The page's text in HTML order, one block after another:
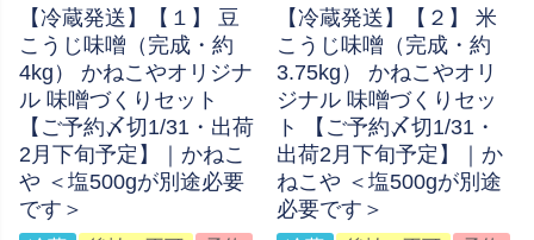
【冷蔵発送】【１】 豆
こうじ味噌（完成・約
4kg） かねこやオリジナ
ル 味噌づくりセット
【ご予約〆切1/31・出荷
2月下旬予定】｜かねこ
や ＜塩500gが別途必要
です＞
【冷蔵発送】【２】 米
こうじ味噌（完成・約
3.75kg） かねこやオリ
ジナル 味噌づくりセッ
ト 【ご予約〆切1/31・
出荷2月下旬予定】｜か
ねこや ＜塩500gが別途
必要です＞